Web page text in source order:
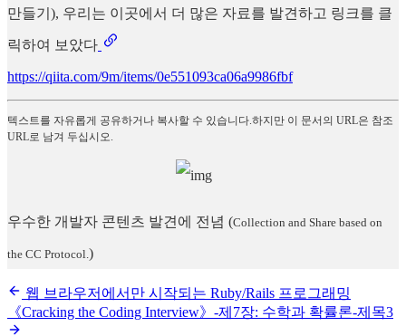
만들기), 우리는 이곳에서 더 많은 자료를 발견하고 링크를 클
릭하여 보았다
https://qiita.com/9m/items/0e551093ca06a9986fbf
텍스트를 자유롭게 공유하거나 복사할 수 있습니다.하지만 이 문서의 URL은 참조
URL로 남겨 두십시오.
우수한 개발자 콘텐츠 발견에 전념 (Collection and Share based on
the CC Protocol.)
웹 브라우저에서만 시작되는 Ruby/Rails 프로그래밍
《Cracking the Coding Interview》-제7장: 수학과 확률론-제목3